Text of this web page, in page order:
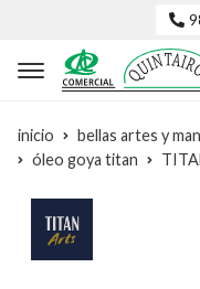
inicio bellas artes y
óleo goya titan